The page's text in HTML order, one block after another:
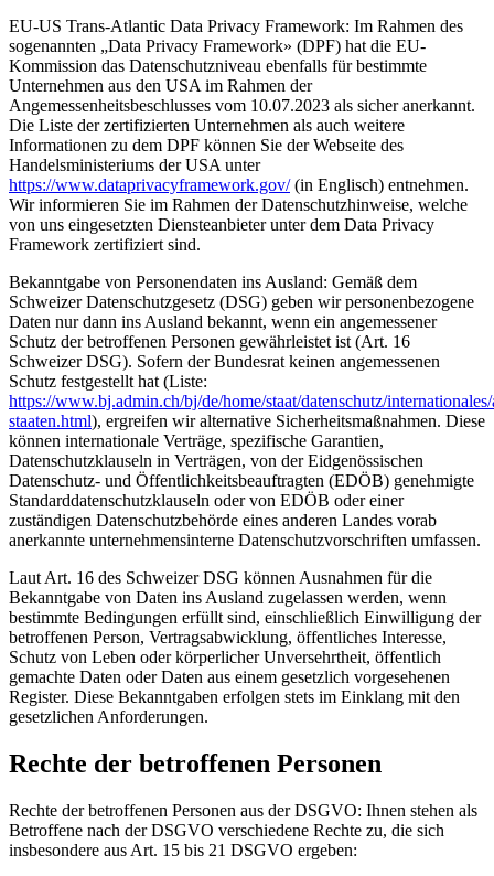
EU-US Trans-Atlantic Data Privacy Framework: Im Rahmen des
sogenannten „Data Privacy Framework» (DPF) hat die EU-
Kommission das Datenschutzniveau ebenfalls für bestimmte
Unternehmen aus den USA im Rahmen der
Angemessenheitsbeschlusses vom 10.07.2023 als sicher anerkannt.
Die Liste der zertifizierten Unternehmen als auch weitere
Informationen zu dem DPF können Sie der Webseite des
Handelsministeriums der USA unter
https://www.dataprivacyframework.gov/(in Englisch) entnehmen.
Wir informieren Sie im Rahmen der Datenschutzhinweise, welche
von uns eingesetzten Diensteanbieter unter dem Data Privacy
Framework zertifiziert sind.
Bekanntgabe von Personendaten ins Ausland: Gemäß dem
Schweizer Datenschutzgesetz (DSG) geben wir personenbezogene
Daten nur dann ins Ausland bekannt, wenn ein angemessener
Schutz der betroffenen Personen gewährleistet ist (Art. 16
Schweizer DSG). Sofern der Bundesrat keinen angemessenen
Schutz festgestellt hat (Liste:
https://www.bj.admin.ch/bj/de/home/staat/datenschutz/
staaten.html), ergreifen wir alternative Sicherheitsmaßnahmen. Diese
können internationale Verträge, spezifische Garantien,
Datenschutzklauseln in Verträgen, von der Eidgenössischen
Datenschutz- und Öffentlichkeitsbeauftragten (EDÖB) genehmigte
Standarddatenschutzklauseln oder von EDÖB oder einer
zuständigen Datenschutzbehörde eines anderen Landes vorab
anerkannte unternehmensinterne Datenschutzvorschriften umfassen.
Laut Art. 16 des Schweizer DSG können Ausnahmen für die
Bekanntgabe von Daten ins Ausland zugelassen werden, wenn
bestimmte Bedingungen erfüllt sind, einschließlich Einwilligung der
betroffenen Person, Vertragsabwicklung, öffentliches Interesse,
Schutz von Leben oder körperlicher Unversehrtheit, öffentlich
gemachte Daten oder Daten aus einem gesetzlich vorgesehenen
Register. Diese Bekanntgaben erfolgen stets im Einklang mit den
gesetzlichen Anforderungen.
Rechte der betroffenen Personen
Rechte der betroffenen Personen aus der DSGVO: Ihnen stehen als
Betroffene nach der DSGVO verschiedene Rechte zu, die sich
insbesondere aus Art. 15 bis 21 DSGVO ergeben: